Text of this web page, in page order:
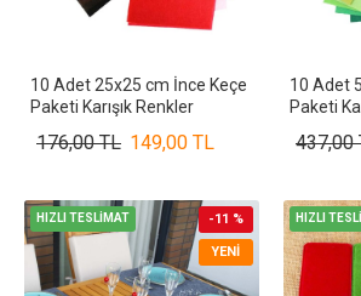
10 Adet 25x25 cm İnce Keçe
Paketi Karışık Renkler
149,00 TL
176,00 TL
10 Adet
Paketi
437,00
HIZLI TESLİMAT
YENI
-11 % HIZLI